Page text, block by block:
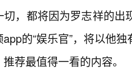
切，都将因为罗志祥的
的“娱乐官”，将以他
荐最值得一看的内容。